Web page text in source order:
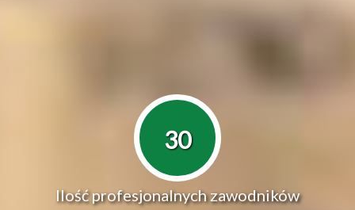
30
Ilość profesjonalnych zawodników